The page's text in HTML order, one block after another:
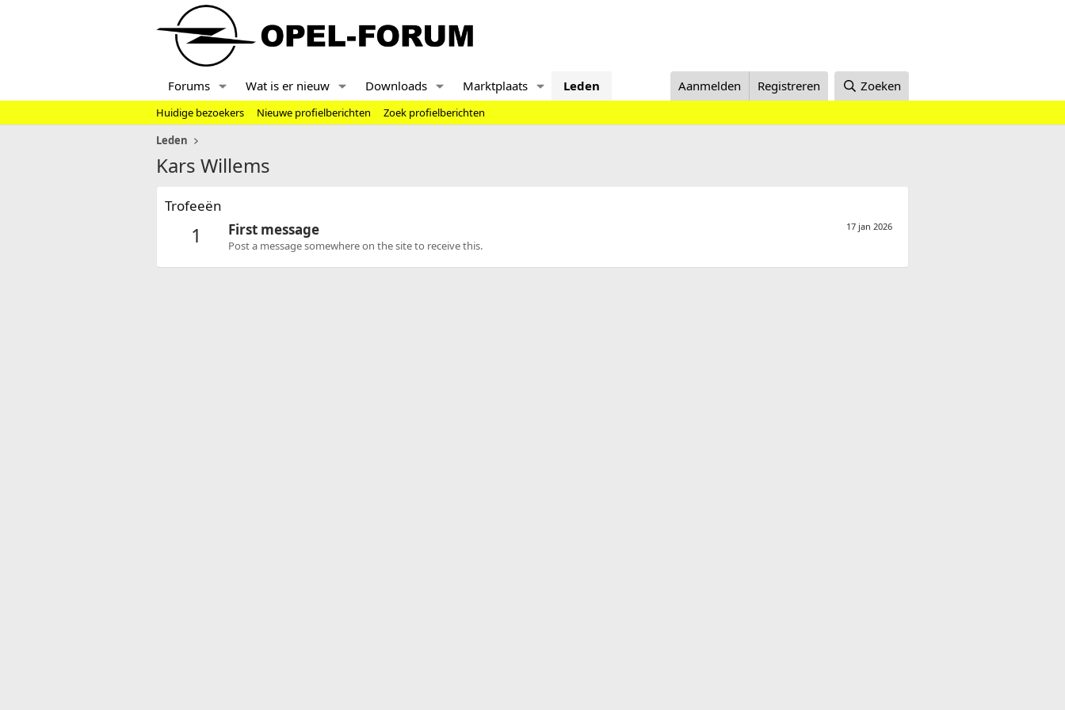
Forums Wat is er nieuw Downloads Marktplaats Leden Aanmelden Registreren Zoeken
Huidige bezoekers Nieuwe profielberichten
Zoek profielberichten
Leden
Kars Willems
Trofeeën
1 17 jan 2026
First message
Post a message somewhere on the site to receive this.